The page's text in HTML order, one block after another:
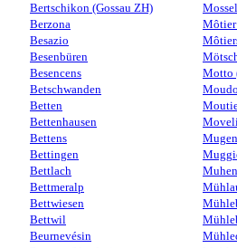
Bertschikon (Gossau ZH)
Berzona
Besazio
Besenbüren
Besencens
Betschwanden
Betten
Bettenhausen
Bettens
Bettingen
Bettlach
Bettmeralp
Bettwiesen
Bettwil
Beurnevésin
Mossel
Motto
Muhen